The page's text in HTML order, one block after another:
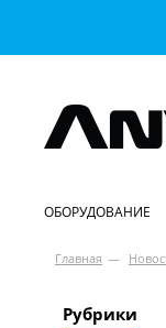
ОБОРУДОВАНИЕ
Главная —
Рубрики